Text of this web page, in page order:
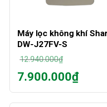
Máy lọc không khí
DW-J27FV-S
12.940.000₫
Giá
gốc
là:
7.900.000₫